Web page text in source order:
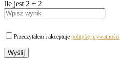
Ile jest2 + 2
Przeczytałem i akceptuje politykę prywatności